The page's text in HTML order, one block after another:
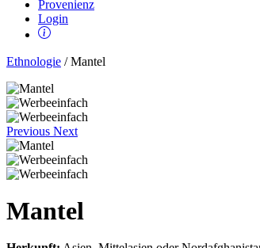
Provenienz
Login
Ethnologie / Mantel
Previous Next
Mantel